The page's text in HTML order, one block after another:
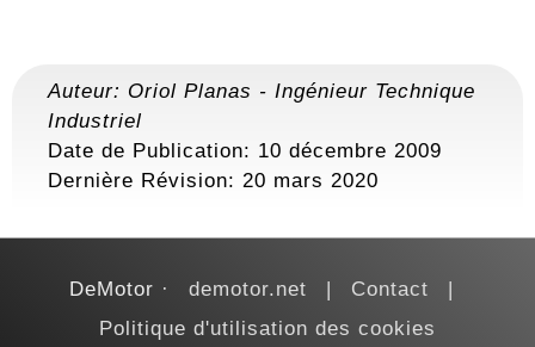
Auteur: Oriol Planas - Ingénieur Technique
Industriel
Date de Publication: 10 décembre 2009
Dernière Révision: 20 mars 2020
DeMotor demotor.net
Contact
Politique d'utilisation des cookies